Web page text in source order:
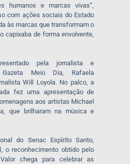
humanos e marcas vivas”,
com ações sociais do Estado
às marcas que transformam o
capixaba de forma envolvente,
pela jornalista e
Gazeta Meio Dia, Rafaela
Will Loyola. No palco, a
fez uma apresentação de
aos artistas Michael
que brilharam na música e
do Senac Espírito Santo,
o reconhecimento obtido pelo
chega para celebrar as